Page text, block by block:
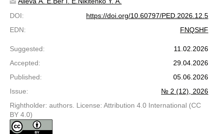
DOI:
https://doi.org/10.60797/PED.2026.12.5
EDN: FNQSHF
Suggested:
11.02.2026
Accepted:
29.04.2026
Published:
05.06.2026
Issue:
№ 2 (12), 2026
Rightholder: authors. License: Attribution 4.0 International (CC
BY 4.0)